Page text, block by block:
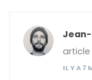
article
IL Y A 7